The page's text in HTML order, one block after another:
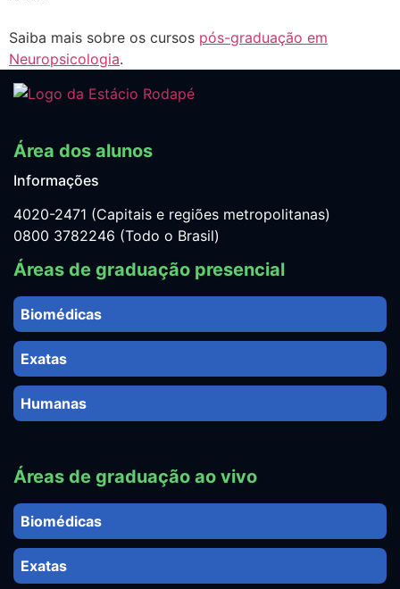
Saiba mais sobre os cursos pós-graduação em
Neuropsicologia.
Área dos alunos
Informações
4020-2471 (Capitais e regiões metropolitanas)
0800 3782246 (Todo o Brasil)
Áreas de graduação presencial
Biomédicas
Exatas
Humanas
Áreas de graduação ao vivo
Biomédicas
Exatas